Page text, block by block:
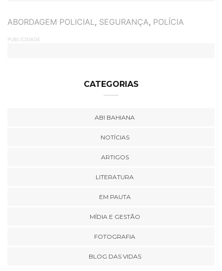
TAGS
ABORDAGEM POLICIAL, SEGURANÇA, POLÍCIA
PUBLICIDADE
CATEGORIAS
ABI BAHIANA
NOTÍCIAS
ARTIGOS
LITERATURA
EM PAUTA
MÍDIA E GESTÃO
FOTOGRAFIA
BLOG DAS VIDAS